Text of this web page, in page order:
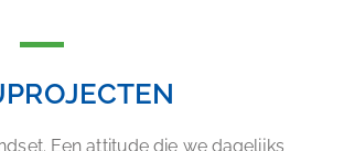
Een attitude die we dagelijks